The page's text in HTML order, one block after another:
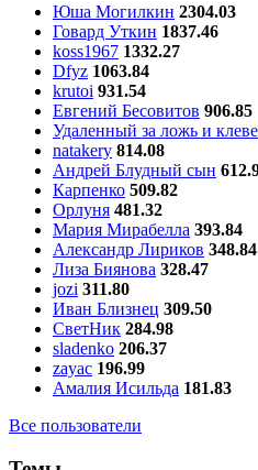
Юша Могилкин 2304.03
Говард Уткин 1837.46
koss1967 1332.27
Dfyz 1063.84
krutoi 931.54
Евгений Бесовитов 906.85
Удаленный за ложь и
natakery 814.08
Андрей Блудный сын
Карпенко 509.82
Орлуня 481.32
Мария Мирабелла 393.84
Александр Лириков 348.84
Лиза Биянова 328.47
jozi 311.80
Иван Близнец 309.50
СветНик 284.98
sladenko 206.37
zayac 196.99
Амалия Исильда 181.83
Все пользователи